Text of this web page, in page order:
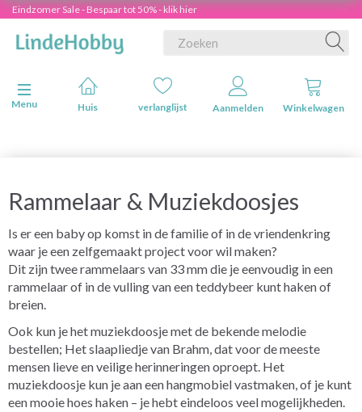
Eindzomer Sale - Bespaar tot 50% - klik hier
Navigatie in-/uitschakelen
Menu
Huis verlanglijst Aanmelden Winkelwagen
Rammelaar & Muziekdoosjes
Is er een baby op komst in de familie of in de vriendenkring
waar je een zelfgemaakt project voor wil maken?
Dit zijn twee rammelaars van 33 mm die je eenvoudig in een
rammelaar of in de vulling van een teddybeer kunt haken of
breien.
Ook kun je het muziekdoosje met de bekende melodie
bestellen; Het slaapliedje van Brahm, dat voor de meeste
mensen lieve en veilige herinneringen oproept. Het
muziekdoosje kun je aan een hangmobiel vastmaken, of je kunt
een mooie hoes haken – je hebt eindeloos veel mogelijkheden.